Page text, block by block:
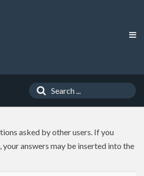
asked by other users. If you
your answers may be inserted into the